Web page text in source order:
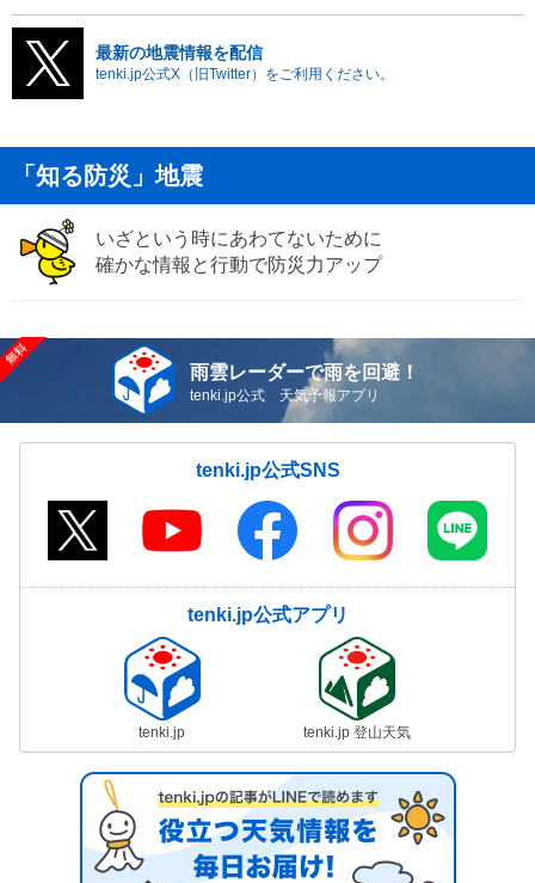
最新の地震情報を配信
tenki.jp公式X（旧Twitter）をご利用ください。
「知る防災」地震
いざという時にあわてないために
確かな情報と行動で防災力アップ
雨雲レーダーで雨を回避！
tenki.jp公式 天気予報アプリ
tenki.jp公式SNS
tenki.jp公式アプリ
tenki.jp tenki.jp 登山天気